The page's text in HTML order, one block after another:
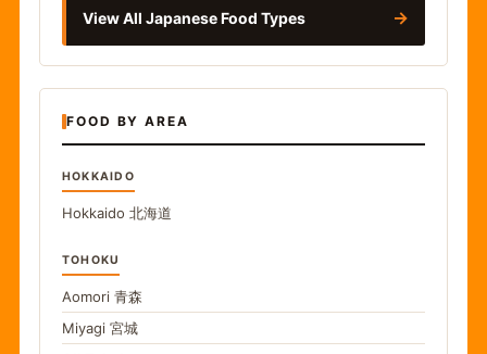
View All Japanese Food Types →
FOOD BY AREA
HOKKAIDO
Hokkaido 北海道
TOHOKU
Aomori 青森
Miyagi 宮城